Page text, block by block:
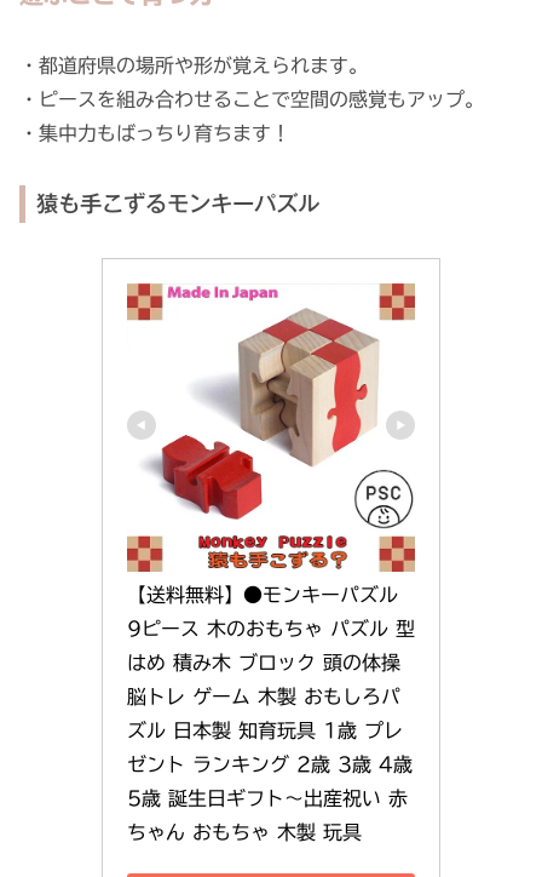
・都道府県の場所や形が覚えられます。
・ピースを組み合わせることで空間の感覚もアップ。
・集中力もばっちり育ちます！
猿も手こずるモンキーパズル
【送料無料】●モンキーパズル
9ピース 木のおもちゃ パズル 型
はめ 積み木 ブロック 頭の体操
脳トレ ゲーム 木製 おもしろパ
ズル 日本製 知育玩具 1歳 プレ
ゼント ランキング 2歳 3歳 4歳
5歳 誕生日ギフト〜出産祝い 赤
ちゃん おもちゃ 木製 玩具